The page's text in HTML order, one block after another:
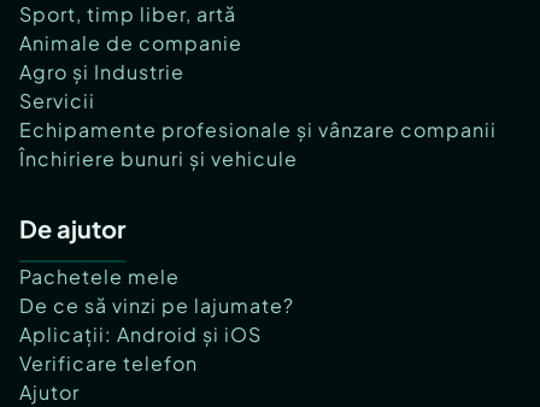
Sport, timp liber, artă
Animale de companie
Agro și Industrie
Servicii
Echipamente profesionale și vânzare companii
Închiriere bunuri și vehicule
De ajutor
Pachetele mele
De ce să vinzi pe lajumate?
Aplicații: Android și iOS
Verificare telefon
Ajutor